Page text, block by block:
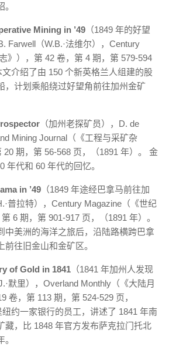
Mining in ’49 （1849 年的好望
Farwell（W.B.·法维尔），Century
》），第 42 卷，第 4 期，第 579-594
介绍了由 150 个新英格兰人组建的股
，计划乘船绕过好望角前往加州金矿
（加州老探矿员），D. de
Mining Journal（《工程与采矿杂
20 期，第 56-568 页，（1891 年）。 金
年代和 60 年代的回忆。
in ’49 （1849 年途经巴拿马前往加
普拉特），Century Magazine（《世纪
6 期，第 901-917 页，（1891 年）。
中美洲的海洋之旅后，沿陆路横跨巴拿
往旧金山和金矿区。
of Gold in 1841 （1841 年加州人发现
默里），Overland Monthly（《大陆月
卷，第 113 期，第 524-529 页，
纽约一家银行的员工，讲述了 1841 年南
藏，比 1848 年官方发布萨克拉门托北